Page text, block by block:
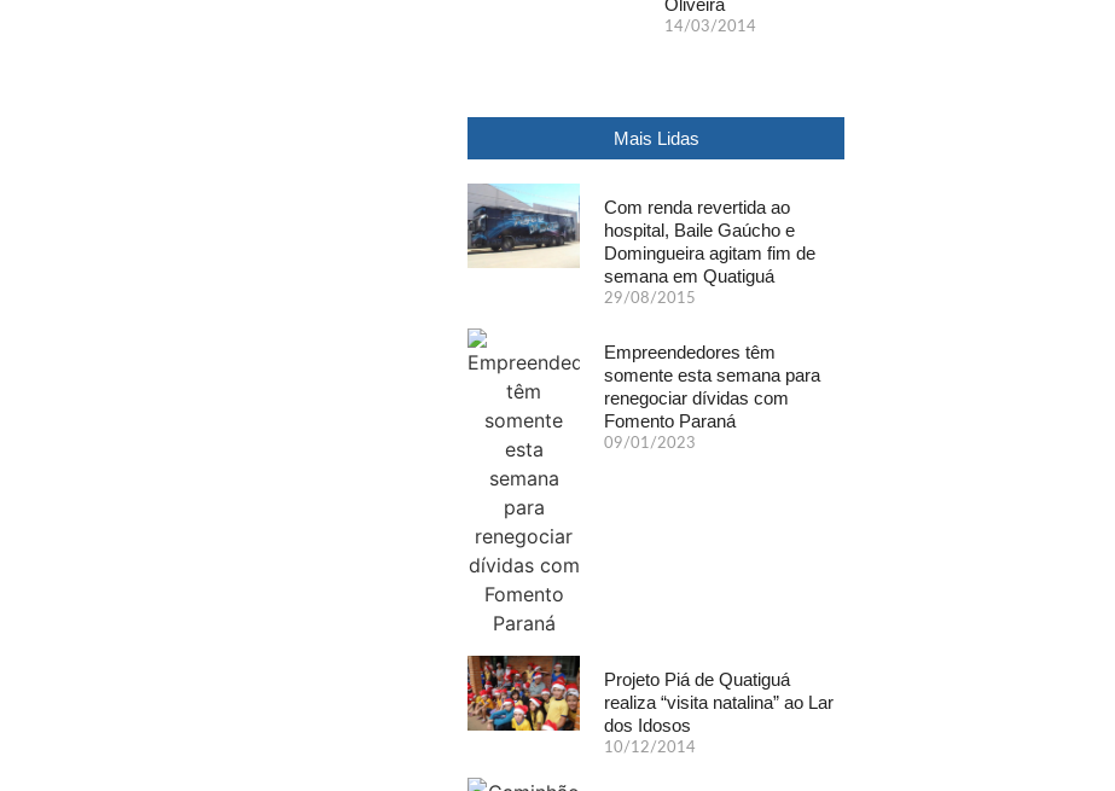
Oliveira
14/03/2014
Mais Lidas
Com renda revertida ao
hospital, Baile Gaúcho e
Domingueira agitam fim de
semana em Quatiguá
29/08/2015
Empreendedores têm
somente esta semana para
renegociar dívidas com
Fomento Paraná
09/01/2023
Projeto Piá de Quatiguá
realiza “visita natalina” ao Lar
dos Idosos
10/12/2014